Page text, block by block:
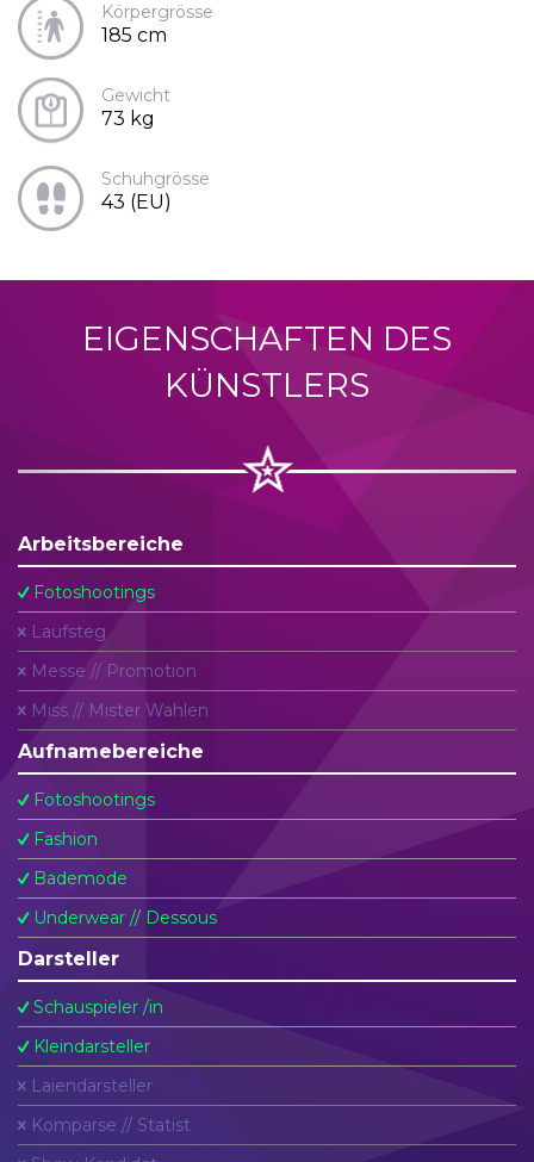
Körpergrösse
185 cm
Gewicht
73 kg
Schuhgrösse
43 (EU)
EIGENSCHAFTEN DES
KÜNSTLERS
Arbeitsbereiche
Fotoshootings
Laufsteg
Messe // Promotion
Miss // Mister Wahlen
Aufnamebereiche
Fotoshootings
Fashion
Bademode
Underwear // Dessous
Darsteller
Schauspieler /in
Kleindarsteller
Laiendarsteller
Komparse // Statist